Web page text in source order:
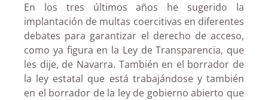
En los tres últimos años he sugerido la
implantación de multas coercitivas en diferentes
debates para garantizar el derecho de acceso,
como ya figura en la Ley de Transparencia, que
les dije, de Navarra. También en el borrador de
la ley estatal que está trabajándose y también
en el borrador de la ley de gobierno abierto que